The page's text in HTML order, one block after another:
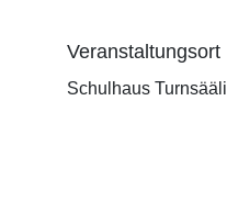
Veranstaltungsort
Schulhaus Turnsääli